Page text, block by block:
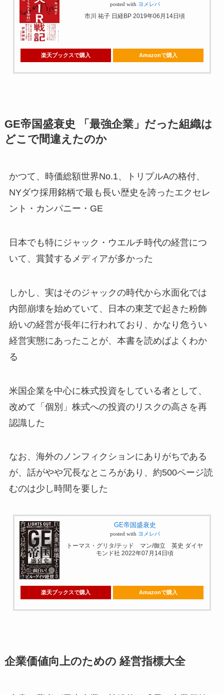
posted with ヨメレバ
市川 祐子 日経BP 2019年06月14日頃
楽天ブックスで購入 Amazonで購入
GE帝国盛衰史 「最強企業」だった組織は
どこで間違えたのか
かつて、時価総額世界No.1、トリプルAの格付、
NYダウ採用銘柄で最も長い歴史を誇ったエクセレ
ント・カンパニー・GE
日本でも特にジャック・ウエルチ時代の経営につ
いて、賞賛するメディアが多かった
しかし、実はそのジャックの時代から水面化では
内部崩壊を始めていて、日本の東芝で起きた粉飾
紛いの経営が長年に行われており、かなり危うい
経営実態にあったことが、本書を読めばよくわか
る
米国企業を中心に株式投資をしている者として、
改めて「個別」株式への投資のリスクの高さを再
認識した
なお、海外のノンフィクションにありがちである
が、話がやや冗長なところがあり、約500ページ読
むのは少し時間を要した
GE帝国盛衰史
posted with ヨメレバ
トーマス・グリタ/テッド マン/御立 英史 ダイヤ
モンド社 2022年07月14日頃
楽天ブックスで購入 Amazonで購入
企業価値向上のための 経営指標大全